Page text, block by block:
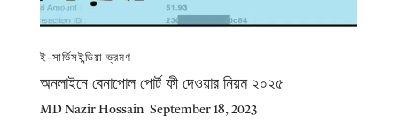
ই-সার্ভিসইন্ডিয়া ভ্রমণ
অনলাইনে বেনাপোল পোর্ট ফী দেওয়ার নিয়ম ২০২৫
MD Nazir Hossain September 18, 2023